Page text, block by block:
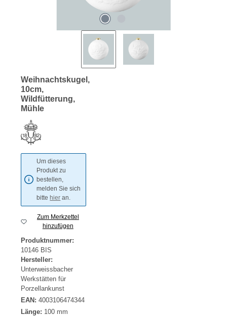
Weihnachtskugel,
10cm,
Wildfütterung,
Mühle
Um dieses
Produkt zu
bestellen,
melden Sie sich
bitte hier an.
Zum Merkzettel
hinzufügen
Produktnummer:
10146 BIS
Hersteller:
Unterweissbacher
Werkstätten für
Porzellankunst
EAN: 4003106474344
Länge: 100 mm